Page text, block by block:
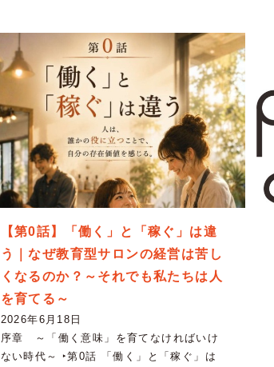
【第0話】「働く」と「稼ぐ」は違
う｜なぜ教育型サロンの経営は苦し
くなるのか？～それでも私たちは人
を育てる～
2026年6月18日
序章 ～「働く意味」を育てなければいけ
ない時代～ ‣第0話 「働く」と「稼ぐ」は